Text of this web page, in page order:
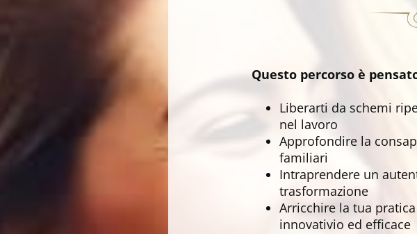
Questo percorso è
Liberarti da schemi
nel lavoro
Approfondire la
familiari
Intraprendere un
trasformazione
Arricchire la tua
innovativio ed efficace